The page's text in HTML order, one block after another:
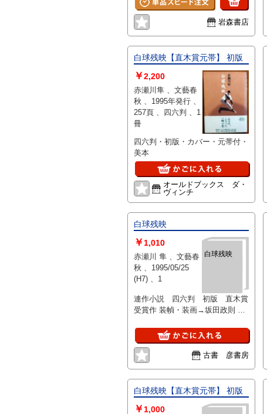
岩森書店
白球残映【直木賞元帯】 初版
￥2,200
赤瀬川隼 、文藝春
秋 、1995年発行 、
257頁 、四六判 、1
冊
四六判・初版・カバー・元帯付・
美本
オールドブックス ダ・
ヴィンチ
白球残映
白球残映
￥ 1,010
赤瀬川 隼 、文藝春
秋 、1995/05/25
(H7) 、1
連作小説 四六判 初版 直木賞
受賞作 装幀・装画→坂田政則 北
古書 彦書房
白球残映【直木賞元帯】 初版
￥ 1,000